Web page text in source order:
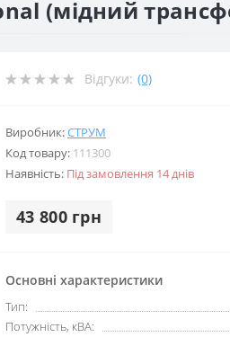
(мідний
Відгуки: (0)
Виробник:СТРУМ
Код товару: 111300
Наявність: Під замовлення 14 днів
43 800 грн
Основні характеристики
Тип:
Потужність, кВА: